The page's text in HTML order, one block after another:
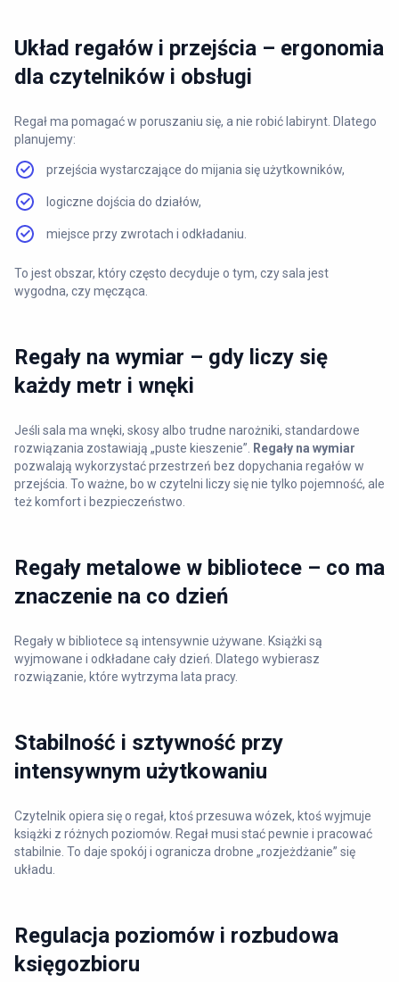
Układ regałów i przejścia – ergonomia
dla czytelników i obsługi
Regał ma pomagać w poruszaniu się, a nie robić labirynt. Dlatego
planujemy:
przejścia wystarczające do mijania się użytkowników,
logiczne dojścia do działów,
miejsce przy zwrotach i odkładaniu.
To jest obszar, który często decyduje o tym, czy sala jest
wygodna, czy męcząca.
Regały na wymiar – gdy liczy się
każdy metr i wnęki
Jeśli sala ma wnęki, skosy albo trudne narożniki, standardowe
rozwiązania zostawiają „puste kieszenie”.
Regały na wymiar
pozwalają wykorzystać przestrzeń bez dopychania regałów w
przejścia. To ważne, bo w czytelni liczy się nie tylko pojemność, ale
też komfort i bezpieczeństwo.
Regały metalowe w bibliotece – co ma
znaczenie na co dzień
Regały w bibliotece są intensywnie używane. Książki są
wyjmowane i odkładane cały dzień. Dlatego wybierasz
rozwiązanie, które wytrzyma lata pracy.
Stabilność i sztywność przy
intensywnym użytkowaniu
Czytelnik opiera się o regał, ktoś przesuwa wózek, ktoś wyjmuje
książki z różnych poziomów. Regał musi stać pewnie i pracować
stabilnie. To daje spokój i ogranicza drobne „rozjeżdżanie” się
układu.
Regulacja poziomów i rozbudowa
księgozbioru